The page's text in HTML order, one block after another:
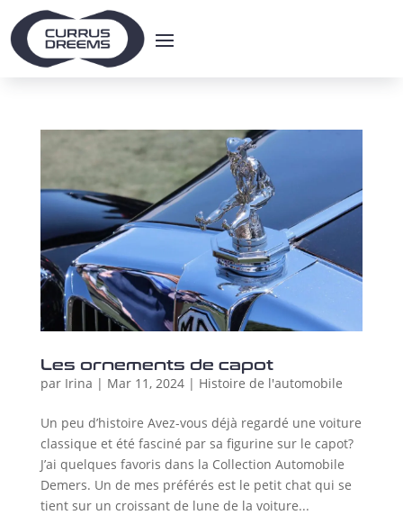
Les ornements de capot
par Irina | Mar 11, 2024| Histoire de l'automobile
Un peu d’histoire Avez-vous déjà regardé une voiture
classique et été fasciné par sa figurine sur le capot?
J’ai quelques favoris dans la Collection Automobile
Demers. Un de mes préférés est le petit chat qui se
tient sur un croissant de lune de la voiture...